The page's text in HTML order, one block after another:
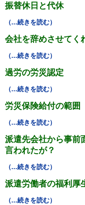
振替休日と代休
（...続きを読む）
会社を辞めさせてく
（...続きを読む）
過労の労災認定
（...続きを読む）
労災保険給付の範囲
（...続きを読む）
派遣先会社から事前
言われたが？
（...続きを読む）
派遣労働者の福利厚
（...続きを読む）